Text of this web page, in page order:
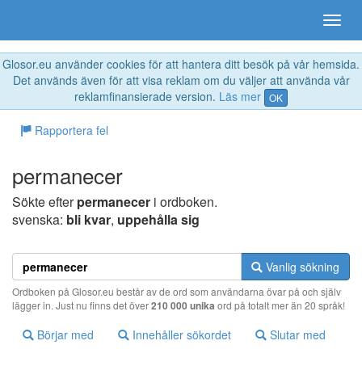
Glosor.eu använder cookies för att hantera ditt besök på vår hemsida.
Det används även för att visa reklam om du väljer att använda vår
reklamfinansierade version. Läs mer OK
Rapportera fel
permanecer
Sökte efterpermanecer i ordboken.
svenska: bli kvar, uppehålla sig
Vanlig sökning
Ordboken på Glosor.eu består av de ord som användarna övar på och själv
lägger in. Just nu finns det över210 000 unika ord på totalt mer än 20 språk!
Börjar med Innehåller sökordet Slutar med